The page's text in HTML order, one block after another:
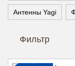
Антенны Yagi
Фильтр